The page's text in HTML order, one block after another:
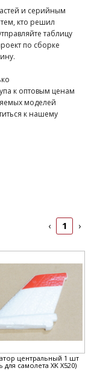
и серийным
кто решил
таблицу
по сборке
к оптовым ценам
моделей
к нашему
‹ 1 ›
центральный 1 шт
для самолета XK X520)